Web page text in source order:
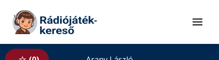
Tovább a tartalomhoz
Menü